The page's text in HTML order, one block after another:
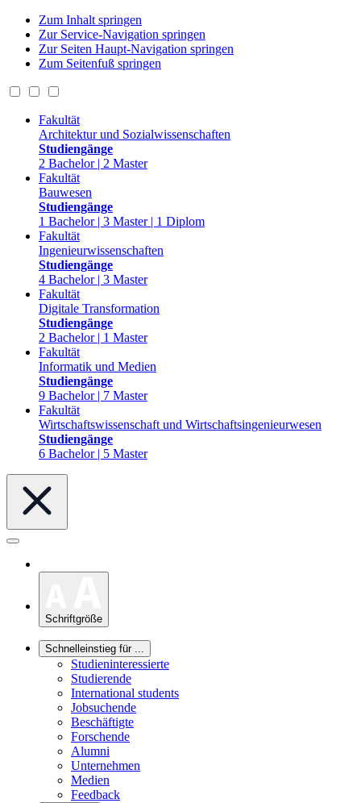
Zum Inhalt springen
Zur Service-Navigation springen
Zur Seiten Haupt-Navigation springen
Zum Seitenfuß springen
Fakultät
Architektur und Sozialwissenschaften
Studiengänge
2 Bachelor | 2 Master
Fakultät
Bauwesen
Studiengänge
1 Bachelor | 3 Master | 1 Diplom
Fakultät
Ingenieurwissenschaften
Studiengänge
4 Bachelor | 3 Master
Fakultät
Digitale Transformation
Studiengänge
2 Bachelor | 1 Master
Fakultät
Informatik und Medien
Studiengänge
9 Bachelor | 7 Master
Fakultät
Wirtschaftswissenschaft und Wirtschaftsingenieurwesen
Studiengänge
6 Bachelor | 5 Master
Schriftgröße
Schnelleinstieg für ...
Studieninteressierte
Studierende
International students
Jobsuchende
Beschäftigte
Forschende
Alumni
Unternehmen
Medien
Feedback